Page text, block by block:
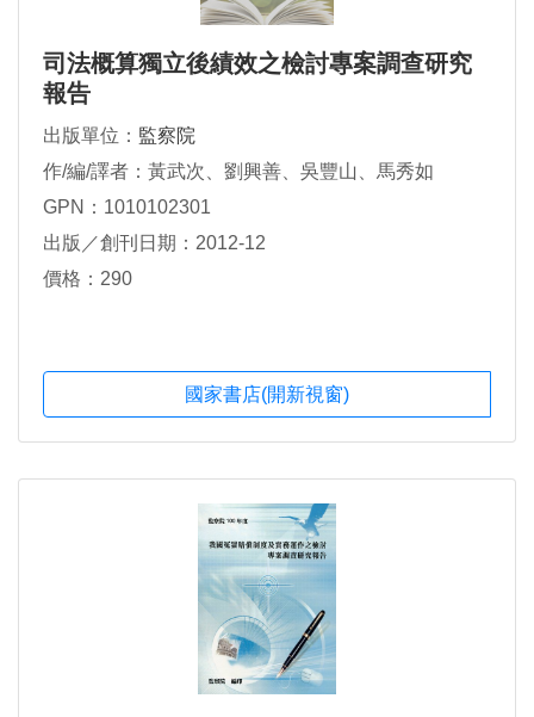
司法概算獨立後績效之檢討專案調查研究
報告
出版單位： 監察院
作/編/譯者：黃武次、劉興善、吳豐山、馬秀如
GPN：1010102301
出版／創刊日期：2012-12
價格：290
國家書店(開新視窗)